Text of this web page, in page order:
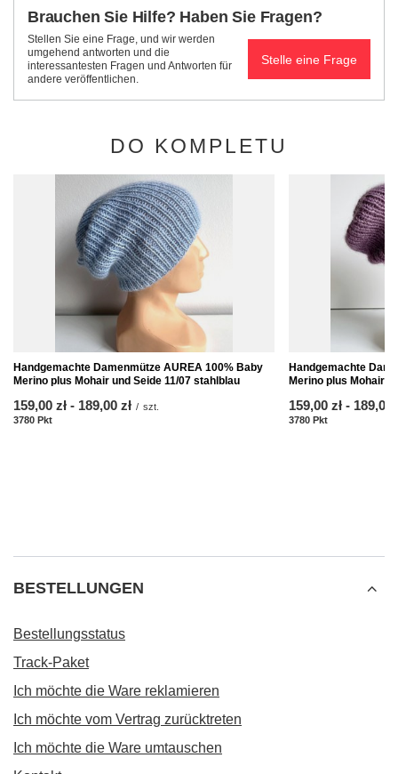
Brauchen Sie Hilfe? Haben Sie Fragen?
Stellen Sie eine Frage, und wir werden
umgehend antworten und die
interessantesten Fragen und Antworten für
andere veröffentlichen.
Stelle eine Frage
DO KOMPLETU
Handgemachte Damenmütze AUREA 100% Baby
Merino plus Mohair und Seide 11/07 stahlblau
ab
159,00 zł - bis
189,00 zł / szt.
3780 Pkt
Handgemachte
Merino plus Mohair
ab
159,00 zł - bis
189,00
3780 Pkt
BESTELLUNGEN
Bestellungsstatus
Track-Paket
Ich möchte die Ware reklamieren
Ich möchte vom Vertrag zurücktreten
Ich möchte die Ware umtauschen